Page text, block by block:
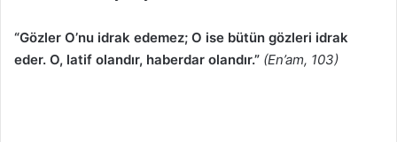
“Gözler O’nu idrak edemez; O ise bütün gözleri idrak
eder. O, latif olandır, haberdar olandır.” (En’am, 103)